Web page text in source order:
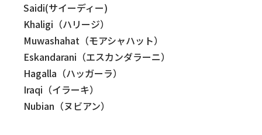
Saidi(サイーディー)
Khaligi（ハリージ）
Muwashahat（モアシャハット）
Eskandarani（エスカンダラーニ）
Hagalla（ハッガーラ）
Iraqi（イラーキ）
Nubian（ヌビアン）